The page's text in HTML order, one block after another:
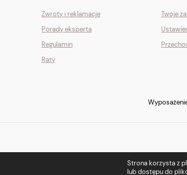
Strona korzysta z
lub dostępu do
Zwroty i reklamacje
Porady eksperta
Regulamin
Raty
Twoje